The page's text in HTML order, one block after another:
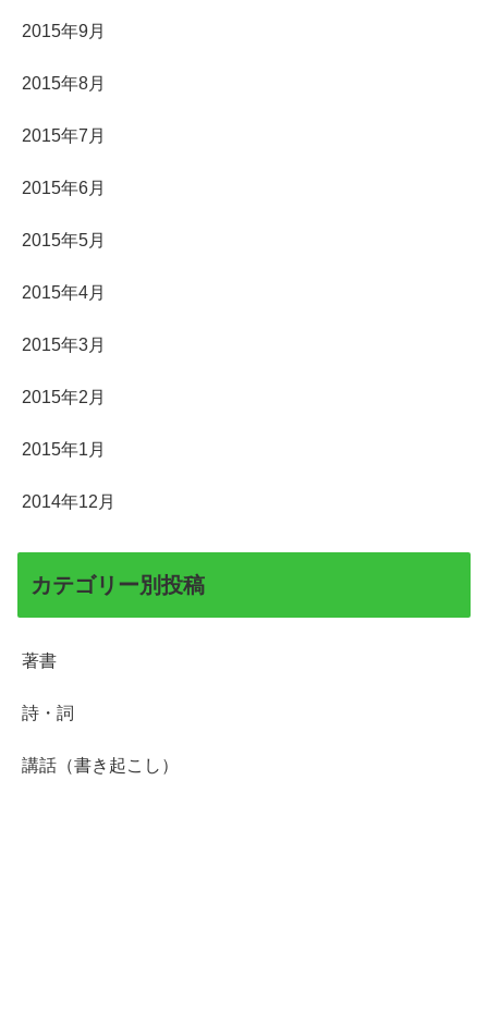
2015年9月
2015年8月
2015年7月
2015年6月
2015年5月
2015年4月
2015年3月
2015年2月
2015年1月
2014年12月
カテゴリー別投稿
著書
詩・詞
講話（書き起こし）